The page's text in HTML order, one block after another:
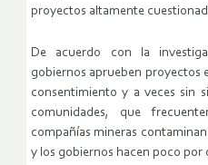
proyectos altamente
De acuerdo con la
gobiernos aprueben proyectos
consentimiento y a veces sin
comunidades, que
compañías mineras
y los gobiernos hacen poco por